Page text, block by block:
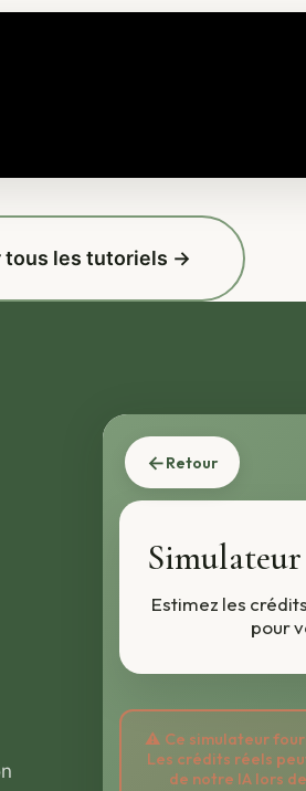
tous les tutoriels →